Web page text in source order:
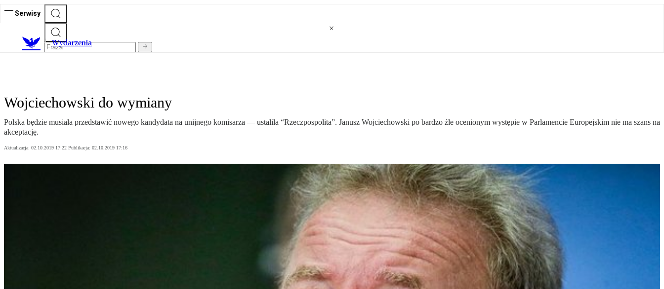
Serwisy
Wydarzenia
Wojciechowski do wymiany
Polska będzie musiała przedstawić nowego kandydata na unijnego komisarza — ustaliła “Rzeczpospolita”. Janusz Wojciechowski po bardzo źle ocenionym występie w Parlamencie Europejskim nie ma szans na
akceptację.
Aktualizacja: 02.10.2019 17:22 Publikacja: 02.10.2019 17:16